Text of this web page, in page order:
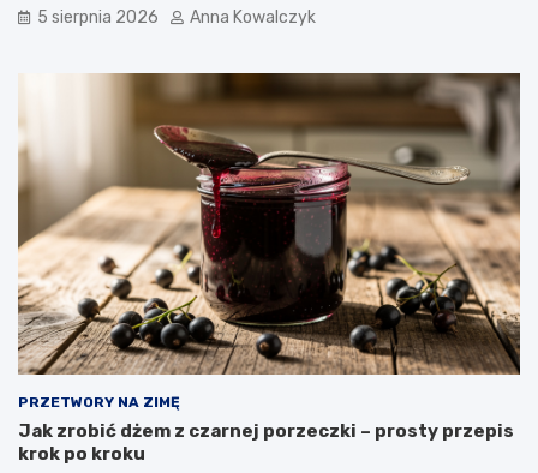
5 sierpnia 2026 Anna Kowalczyk
PRZETWORY NA ZIMĘ
Jak zrobić dżem z czarnej porzeczki – prosty przepis
krok po kroku